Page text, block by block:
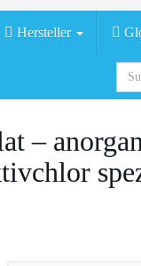
Hersteller
–